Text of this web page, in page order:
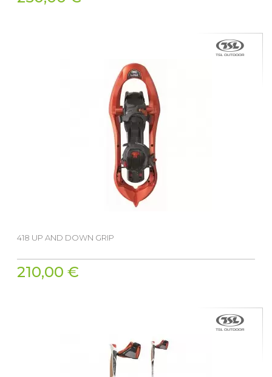
418 UP AND DOWN GRIP
210,00 €